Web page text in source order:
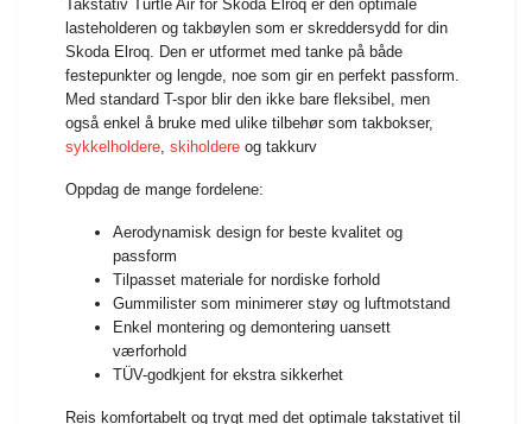
Takstativ Turtle Air for Skoda Elroq er den optimale
lasteholderen og takbøylen som er skreddersydd for din
Skoda Elroq. Den er utformet med tanke på både
festepunkter og lengde, noe som gir en perfekt passform.
Med standard T-spor blir den ikke bare fleksibel, men
også enkel å bruke med ulike tilbehør som takbokser,
sykkelholdere skiholdere og takkurv
Oppdag de mange fordelene:
Aerodynamisk design for beste kvalitet og
passform
Tilpasset materiale for nordiske forhold
Gummilister som minimerer støy og luftmotstand
Enkel montering og demontering uansett
værforhold
TÜV-godkjent for ekstra sikkerhet
Reis komfortabelt og trygt med det optimale takstativet til